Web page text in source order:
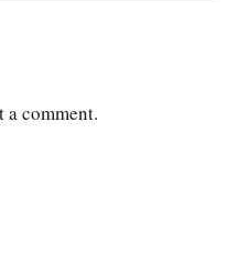
a comment.